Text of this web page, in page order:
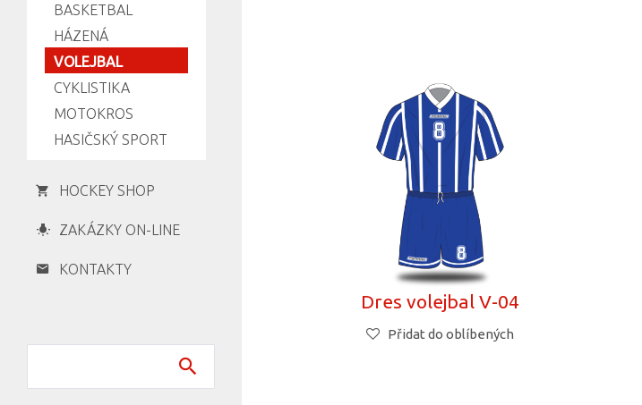
BASKETBAL
HÁZENÁ
VOLEJBAL
CYKLISTIKA
MOTOKROS
HASIČSKÝ SPORT
HOCKEY SHOP
ZAKÁZKY ON-LINE
KONTAKTY
Dres volejbal V-04
Přidat do oblíbených